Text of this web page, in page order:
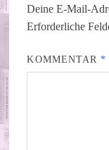
Deine E-Mail-
Erforderliche
KOMMENTAR *